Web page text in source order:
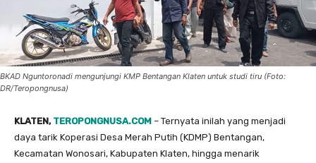
BKAD Nguntoronadi mengunjungi KMP Bentangan Klaten untuk studi tiru (Foto:
DR/Teropongnusa)
KLATEN, TEROPONGNUSA.COM – Ternyata inilah yang menjadi
daya tarik Koperasi Desa Merah Putih (KDMP) Bentangan,
Kecamatan Wonosari, Kabupaten Klaten, hingga menarik